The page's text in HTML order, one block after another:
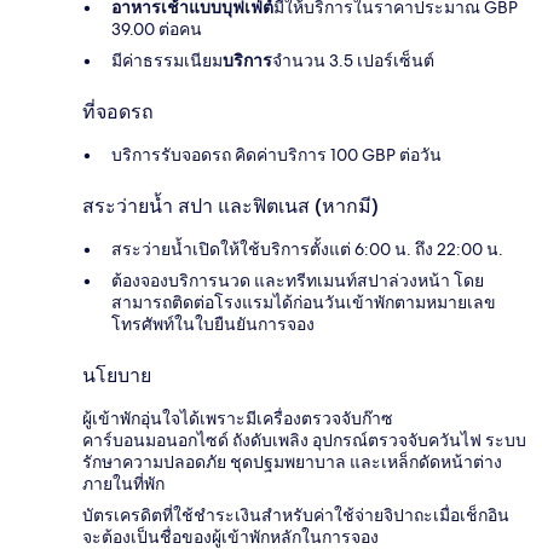
อาหารเช้าแบบบุฟเฟ่ต์มีให้บริการในราคาประมาณ GBP
39.00 ต่อคน
มีค่าธรรมเนียมบริการจำนวน 3.5 เปอร์เซ็นต์
ที่จอดรถ
บริการรับจอดรถ คิดค่าบริการ 100 GBP ต่อวัน
สระว่ายน้ำ สปา และฟิตเนส (หากมี)
สระว่ายน้ำเปิดให้ใช้บริการตั้งแต่ 6:00 น. ถึง 22:00 น.
ต้องจองบริการนวด และทรีทเมนท์สปาล่วงหน้า โดย
สามารถติดต่อโรงแรมได้ก่อนวันเข้าพักตามหมายเลข
โทรศัพท์ในใบยืนยันการจอง
นโยบาย
ผู้เข้าพักอุ่นใจได้เพราะมีเครื่องตรวจจับก๊าซ
คาร์บอนมอนอกไซด์ ถังดับเพลิง อุปกรณ์ตรวจจับควันไฟ ระบบ
รักษาความปลอดภัย ชุดปฐมพยาบาล และเหล็กดัดหน้าต่าง
ภายในที่พัก
บัตรเครดิตที่ใช้ชำระเงินสำหรับค่าใช้จ่ายจิปาถะเมื่อเช็กอิน
จะต้องเป็นชื่อของผู้เข้าพักหลักในการจอง